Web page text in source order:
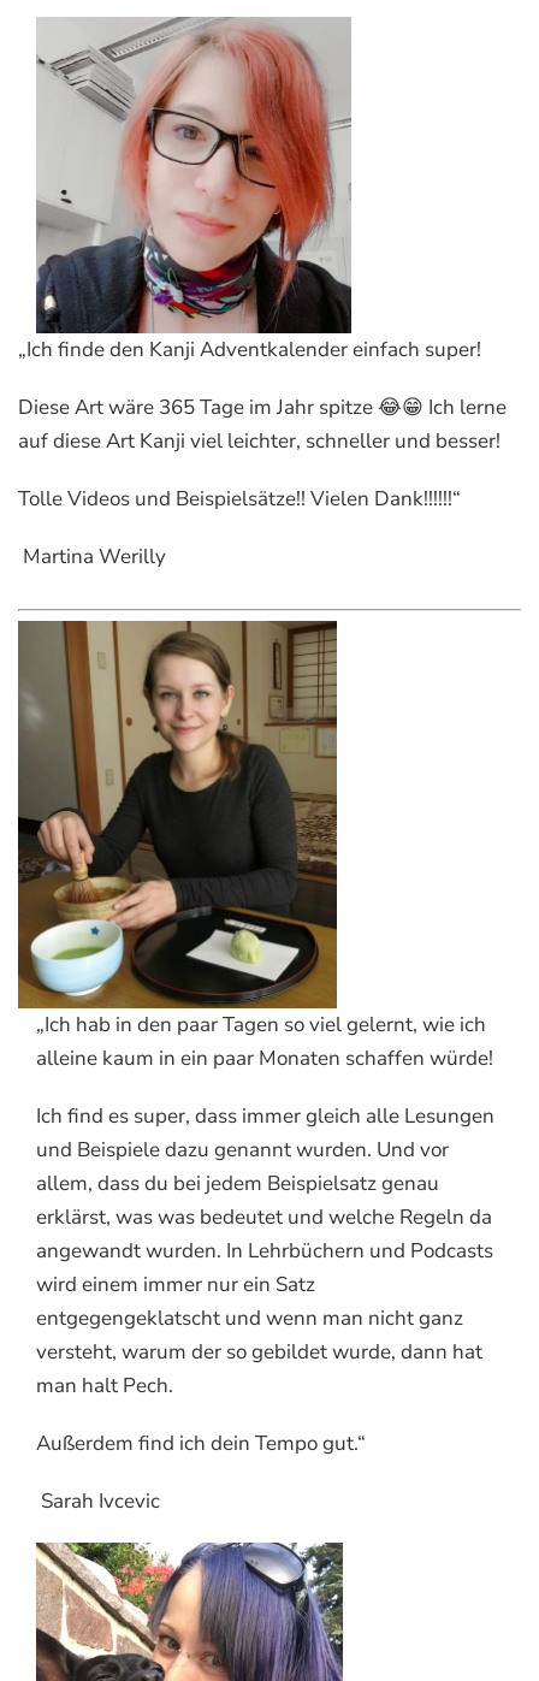
„Ich finde den Kanji Adventkalender einfach super!
Diese Art wäre 365 Tage im Jahr spitze 😂😁 Ich lerne
auf diese Art Kanji viel leichter, schneller und besser!
Tolle Videos und Beispielsätze!! Vielen Dank!!!!!!“
Martina Werilly
„Ich hab in den paar Tagen so viel gelernt, wie ich
alleine kaum in ein paar Monaten schaffen würde!
Ich find es super, dass immer gleich alle Lesungen
und Beispiele dazu genannt wurden. Und vor
allem, dass du bei jedem Beispielsatz genau
erklärst, was was bedeutet und welche Regeln da
angewandt wurden. In Lehrbüchern und Podcasts
wird einem immer nur ein Satz
entgegengeklatscht und wenn man nicht ganz
versteht, warum der so gebildet wurde, dann hat
man halt Pech.
Außerdem find ich dein Tempo gut.“
Sarah Ivcevic